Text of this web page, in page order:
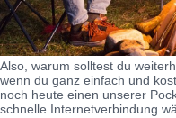
Also, warum solltest du
wenn du ganz einfach und
noch heute einen unserer
schnelle Internetverbindung